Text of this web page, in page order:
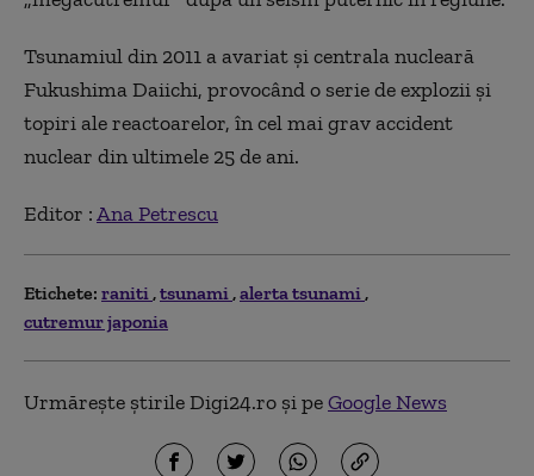
Tsunamiul din 2011 a avariat și centrala nucleară
Fukushima Daiichi, provocând o serie de explozii și
topiri ale reactoarelor, în cel mai grav accident
nuclear din ultimele 25 de ani.
Editor :Ana Petrescu
Etichete: raniti tsunami alerta tsunami
cutremur japonia
Urmărește știrile Digi24.ro și peGoogle News